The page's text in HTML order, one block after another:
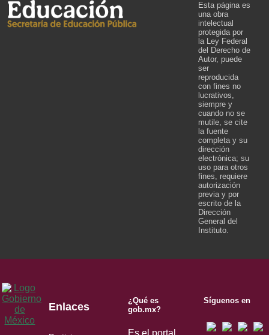
Esta página es
una obra
intelectual
protegida por
la Ley Federal
del Derecho de
Autor, puede
ser
reproducida
con fines no
lucrativos,
siempre y
cuando no se
mutile, se cite
la fuente
completa y su
dirección
electrónica; su
uso para otros
fines, requiere
autorización
previa y por
escrito de la
Dirección
General del
Instituto.
Enlaces
¿Qué es
gob.mx?
Es el portal
Síguenos en